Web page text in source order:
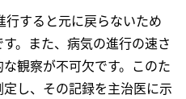
行すると元に戻らないため
。また、病気の進行の速さ
観察が不可欠です。このた
し、その記録を主治医に示